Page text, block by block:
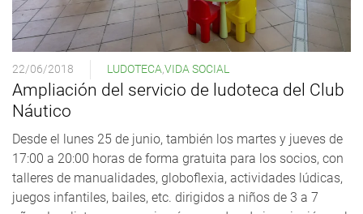
22/06/2018 LUDOTECA,VIDA SOCIAL
Ampliación del servicio de ludoteca del Club
Náutico
Desde el lunes 25 de junio, también los martes y jueves de
17:00 a 20:00 horas de forma gratuita para los socios, con
talleres de manualidades, globoflexia, actividades lúdicas,
juegos infantiles, bailes, etc. dirigidos a niños de 3 a 7